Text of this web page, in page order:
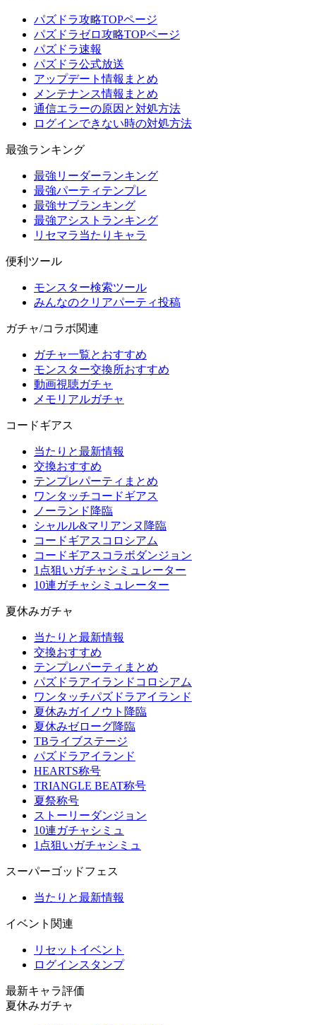
パズドラ攻略TOPページ
パズドラゼロ攻略TOPページ
パズドラ速報
パズドラ公式放送
アップデート情報まとめ
メンテナンス情報まとめ
通信エラーの原因と対処方法
ログインできない時の対処方法
最強ランキング
最強リーダーランキング
最強パーティテンプレ
最強サブランキング
最強アシストランキング
リセマラ当たりキャラ
便利ツール
モンスター検索ツール
みんなのクリアパーティ投稿
ガチャ/コラボ関連
ガチャ一覧とおすすめ
モンスター交換所おすすめ
動画視聴ガチャ
メモリアルガチャ
コードギアス
当たりと最新情報
交換おすすめ
テンプレパーティまとめ
ワンタッチコードギアス
ノーランド降臨
シャルル&マリアンヌ降臨
コードギアスコロシアム
コードギアスコラボダンジョン
1点狙いガチャシミュレーター
10連ガチャシミュレーター
夏休みガチャ
当たりと最新情報
交換おすすめ
テンプレパーティまとめ
パズドラアイランドコロシアム
ワンタッチパズドラアイランド
夏休みガイノウト降臨
夏休みゼローグ降臨
TBライブステージ
パズドラアイランド
HEARTS称号
TRIANGLE BEAT称号
夏祭称号
ストーリーダンジョン
10連ガチャシミュ
1点狙いガチャシミュ
スーパーゴッドフェス
当たりと最新情報
イベント関連
リセットイベント
ログインスタンプ
最新キャラ評価
夏休みガチャ